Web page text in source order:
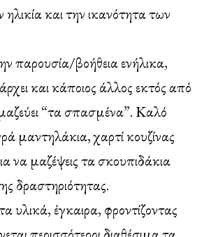
και την ικανότητα των
παρουσία/βοήθεια ενήλικα,
και κάποιος άλλος εκτός από
“τα σπασμένα”. Καλό
μαντηλάκια, χαρτί κουζίνας
να μαζέψεις τα σκουπιδάκια
δραστηριότητας.
υλικά, έγκαιρα, φροντίζοντας